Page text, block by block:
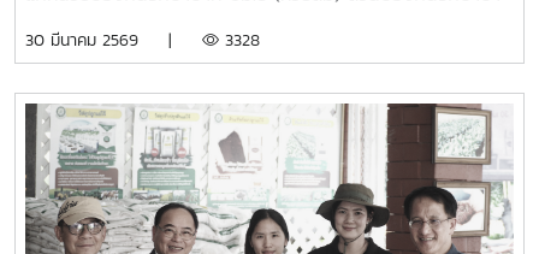
(เชียงใหม่) เพื่อใช้สนับสนุนการปฏิบัติงานของเจ้าหน้าที่ที่ปฏิบัติ
หน้าที่และอาสาสมัครผู้ปฏิบัติงานดับไฟป่าในพื้นที่ในพื้นที่อำเภอ
สันทราย จังหวัดเชียงใหม่
30 มีนาคม 2569 | 3328